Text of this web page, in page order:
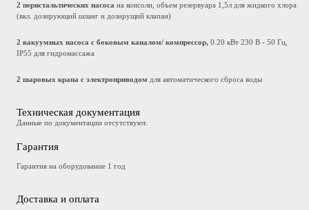
2 перистальтических насоса на консоли, объем резервуара 1,5л для жидкого хлора
(вкл. дозирующий шланг и дозирущий клапан)
2 вакуумных насоса с боковым каналом/ компрессор, 0.20 кВт 230 В - 50 Гц,
IP55 для гидромассажа
2 шаровых крана с электроприводом для автоматического сброса воды
Техническая документация
Данные по документации отсутствуют.
Гарантия
Гарантия на оборудование 1 год
Доставка и оплата